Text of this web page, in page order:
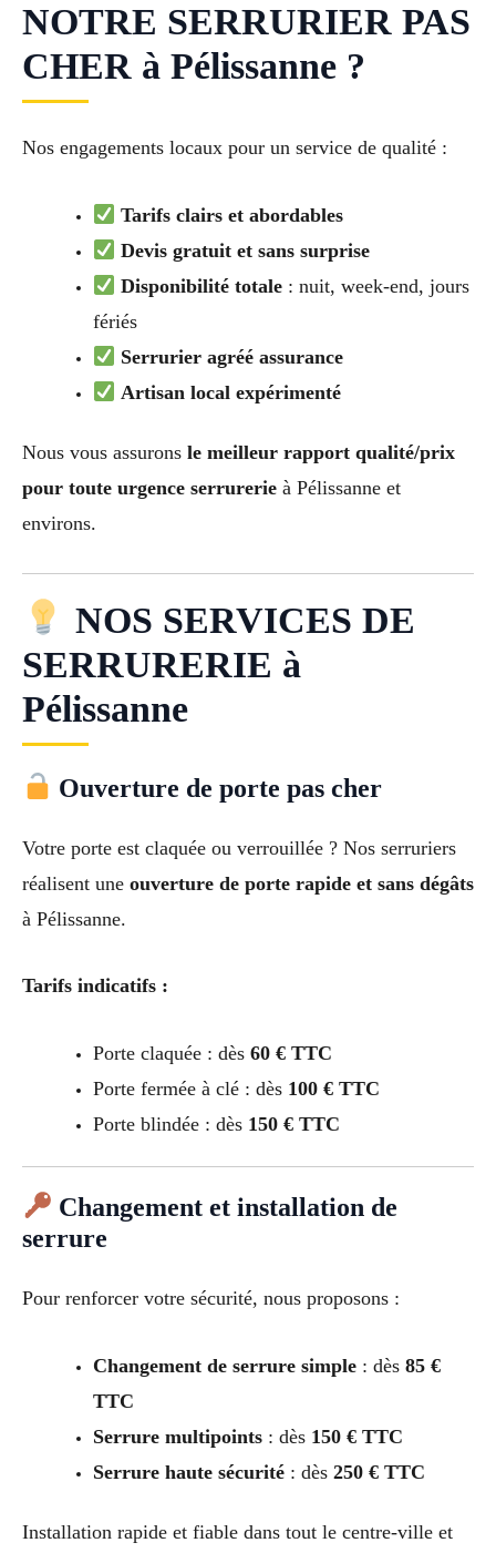
NOTRE SERRURIER PAS
CHER à Pélissanne ?
Nos engagements locaux pour un service de qualité :
Tarifs clairs et abordables
Devis gratuit et sans surprise
Disponibilité totale : nuit, week-end, jours
fériés
Serrurier agréé assurance
Artisan local expérimenté
Nous vous assurons le meilleur rapport qualité/prix
pour toute urgence serrurerie à Pélissanne et
environs.
NOS SERVICES DE
SERRURERIE à
Pélissanne
Ouverture de porte pas cher
Votre porte est claquée ou verrouillée ? Nos serruriers
réalisent une ouverture de porte rapide et sans dégâts
à Pélissanne.
Tarifs indicatifs :
Porte claquée : dès 60 € TTC
Porte fermée à clé : dès 100 € TTC
Porte blindée : dès 150 € TTC
Changement et installation de
serrure
Pour renforcer votre sécurité, nous proposons :
Changement de serrure simple: dès 85 €
TTC
Serrure multipoints: dès 150 € TTC
Serrure haute sécurité: dès 250 € TTC
Installation rapide et fiable dans tout le centre-ville et